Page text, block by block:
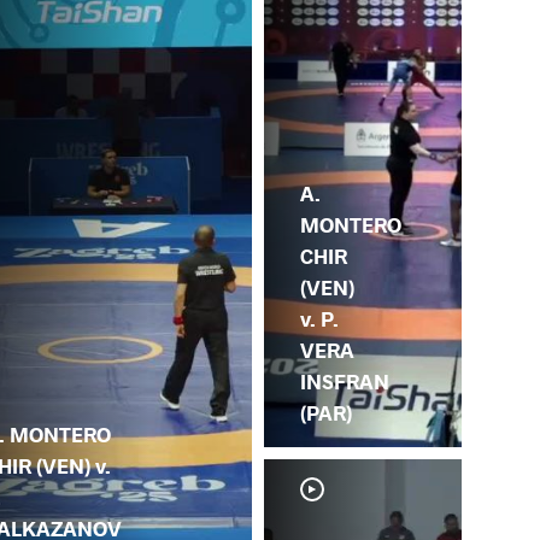
MONTERO
(VEN) v.
A.
MONTERO
CHIR
(VEN)
v. P.
VERA
INSFRAN
(PAR)